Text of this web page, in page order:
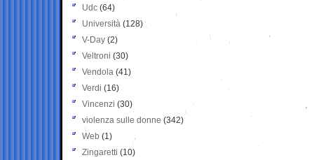
Udc (64)
Università (128)
V-Day (2)
Veltroni (30)
Vendola (41)
Verdi (16)
Vincenzi (30)
violenza sulle donne (342)
Web (1)
Zingaretti (10)